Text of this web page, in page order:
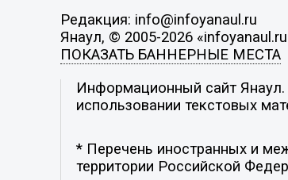
Редакция: info@infoyanaul.ru
Янаул, © 2005-2026
ПОКАЗАТЬ БАННЕРНЫЕ МЕСТА
Информационный сайт Янаул.
использовании текстовых
* Перечень иностранных и
территории Российской